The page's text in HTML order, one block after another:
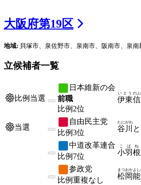
大阪府第19区
地域: 貝塚市、泉佐野市、泉南市、阪南市、泉南
立候補者一覧
比例当選
日本維新の会
前職
比例2位
伊東
いとう のぶ
当選
自由民主党
比例3位 谷川
たにがわ
中道改革連合
比例 7位 小羽根
こばね
参政党
比例重複なし 松岡
まつおかよし